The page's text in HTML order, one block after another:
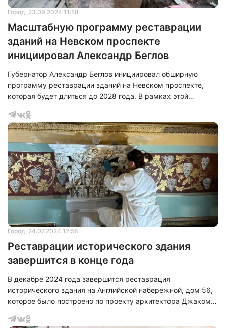
Город, 23.09.2024 11:58
Масштабную программу реставрации
зданий на Невском проспекте
инициировал Александр Беглов
Губернатор Александр Беглов инициировал обширную
программу реставрации зданий на Невском проспекте,
которая будет длиться до 2028 года. В рамках этой
Каждый этап реставрационных работ проходит под
тщательным контролем специалистов, которые уделяют
особое внимание каждой исторической детали. Фонд
капитального ремонта в этом году завершит
восстановление 40 фасадов и 30 крыш. Работы на крыше и
чердаке уже завершены. Оцинкованная крыша сверкает
на со
Город, 24.07.2024 12:58
Реставрации исторического здания
завершится в конце года
В декабре 2024 года завершится реставрация
исторического здания на Английской набережной, дом 56,
которое было построено по проекту архитектора Джакомо
Александр Беглов во время выездного рабочего